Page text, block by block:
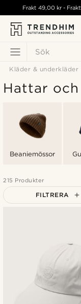
Sök
Frakt 49,00 kr-
Kläder & underkläder
Hattar och
Beaniemössor
215 Produkter
FILTRERA